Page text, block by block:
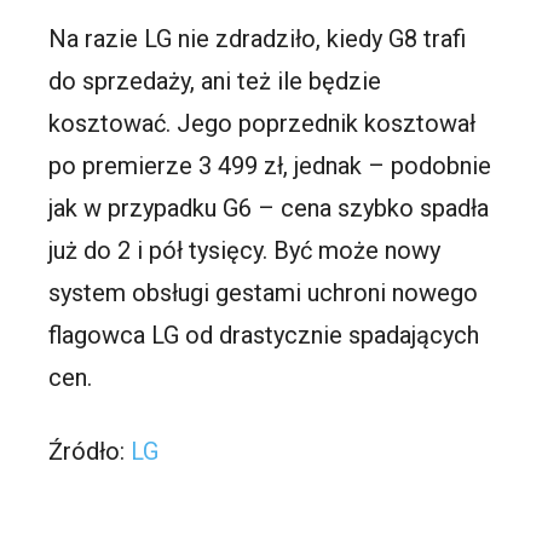
Na razie LG nie zdradziło, kiedy G8 trafi
do sprzedaży, ani też ile będzie
kosztować. Jego poprzednik kosztował
po premierze 3 499 zł, jednak – podobnie
jak w przypadku G6 – cena szybko spadła
już do 2 i pół tysięcy. Być może nowy
system obsługi gestami uchroni nowego
flagowca LG od drastycznie spadających
cen.
Źródło: LG